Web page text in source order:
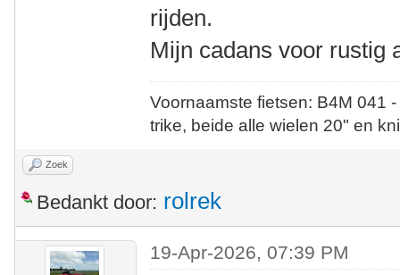
rijden.
Mijn cadans voor rustig
Voornaamste fietsen: B4M
trike, beide alle wielen 20" en
Zoek
Bedankt door: rolrek
19-Apr-2026, 07:39 PM